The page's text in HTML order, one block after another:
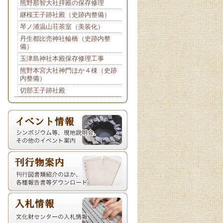
熊野那智大社拝殿の保存修理
継桜王子跡社殿（史跡内整備）
琴ノ浦温山荘茶室（美装化）
丹生都比売神社輪橋（史跡内整
備）
玉津島神社本殿保存修理工事
熊野本宮大社神門ほか４棟（史跡
内整備）
切部王子跡社殿